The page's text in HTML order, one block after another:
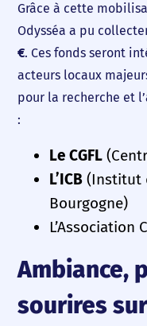
Grâce à cette
Odysséa a pu
€. Ces fonds seront
acteurs locaux
pour la recherche et
:
Le CGFL
L’ICB (Institut
Bourgogne)
L’Association
Ambiance,
sourires